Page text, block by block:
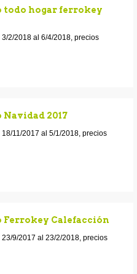
todo hogar ferrokey
2/2018 al 6/4/2018, precios
Navidad 2017
11/2017 al 5/1/2018, precios
Ferrokey Calefacción
9/2017 al 23/2/2018, precios